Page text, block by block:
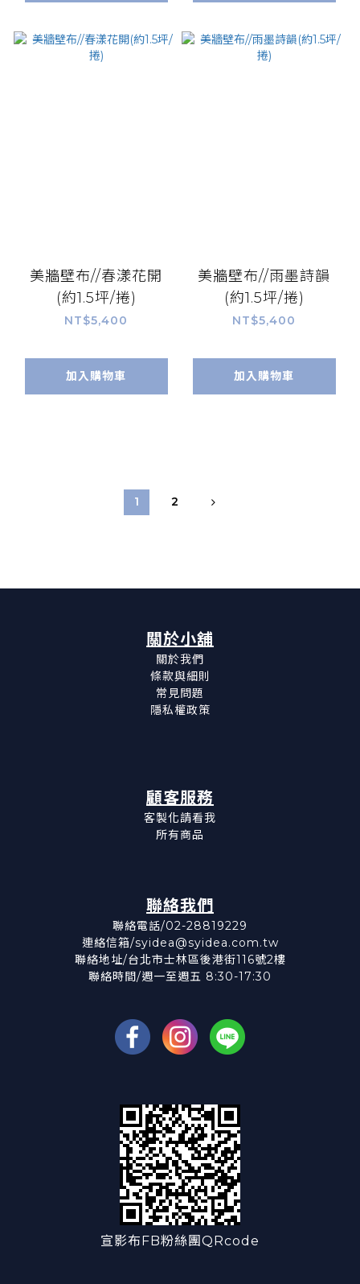
美牆壁布//春漾花開
(約1.5坪/捲)
NT$5,400
加入購物車
美牆壁布//雨墨詩韻
(約1.5坪/捲)
NT$5,400
加入購物車
1 2
關於小舖
關於我們
條款與細則
常見問題
隱私權政策
顧客服務
客製化請看我
所有商品
聯絡我們
聯絡電話/02-28819229
連絡信箱/syidea@syidea.com.tw
聯絡地址/台北市士林區後港街116號2樓
聯絡時間/週一至週五 8:30-17:30
宣影布FB粉絲團QRcode